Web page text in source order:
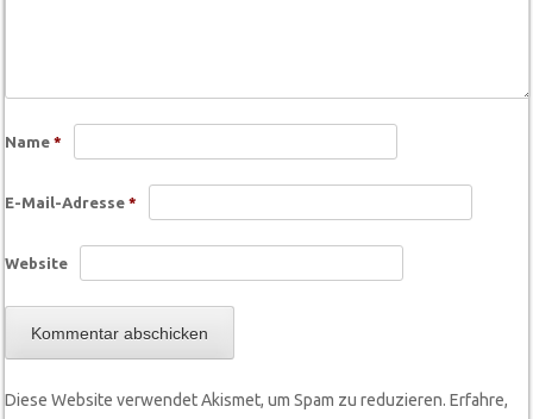
Name*
E-Mail-Adresse*
Website
Diese Website verwendet Akismet, um Spam zu reduzieren.Erfahre,